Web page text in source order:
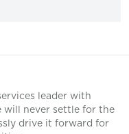
leader with
will never settle for the
drive it forward for